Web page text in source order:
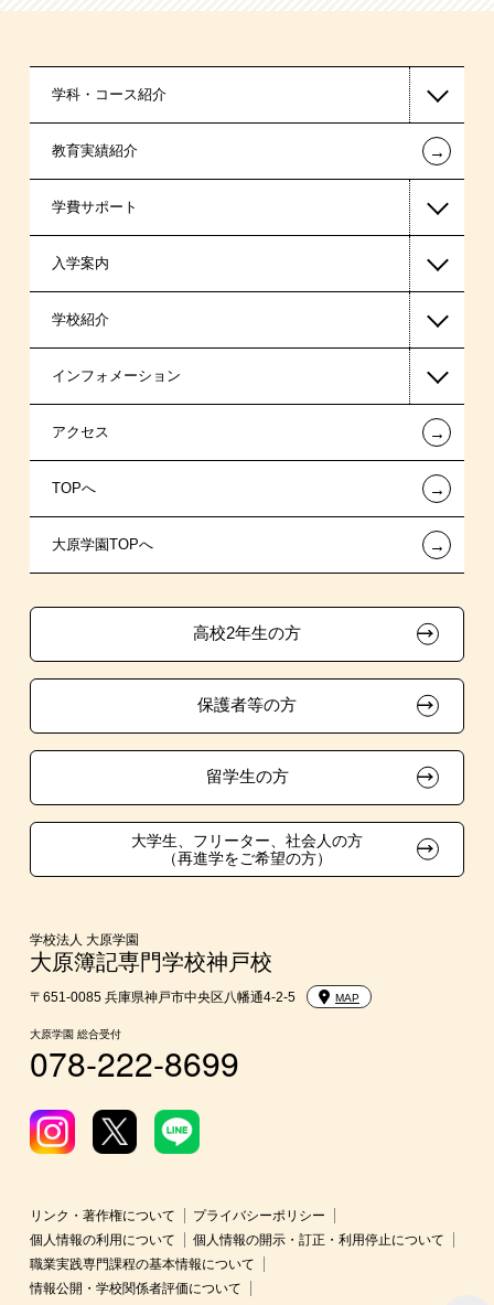
学科・コース紹介
国家公務員・地方公務員系
警察官・消防官系
公認会計士・税理士系
ビジネス系
医療事務系
スポーツ・トレーナー系
教育実績紹介 ←
学費サポート
高等教育の修学支援新制度
日本学生支援機構の奨学金
日本政策金融公庫（国の教育ローン）
提携教育ローン
新聞奨学生
試験による特待生制度
取得資格による特待生制度
吹奏楽部による特待生制度
スポーツクラブ特待生制度
入学案内
一般入学
AO入学制度
指定校推薦入学
特別推薦入学
推薦入学
生徒会活動推薦入学
自己推薦入学
大学・短大・公務員併願制度
親族紹介制度
学校紹介
在校生からあなたへ
夢を叶えた先輩たち
施設・研修所
学生寮・マンションのご案内
大原学園グループ案内
インフォメーション
お知らせ・新着情報
在校生へのお知らせ
各種証明書の発行ご希望の方
採用ご担当の方
アクセス ←
TOPへ ←
大原学園TOPへ ←
高校2年生の方
保護者等の方
留学生の方
大学生、フリーター、社会人の方
（再進学をご希望の方）
学校法人 大原学園
大原簿記専門学校神戸校
〒651-0085 兵庫県神戸市中央区八幡通4-2-5 MAP
大原学園 総合受付
078-222-8699
リンク・著作権について
プライバシーポリシー
個人情報の利用について
個人情報の開示・訂正・利用停止について
職業実践専門課程の基本情報について
情報公開・学校関係者評価について